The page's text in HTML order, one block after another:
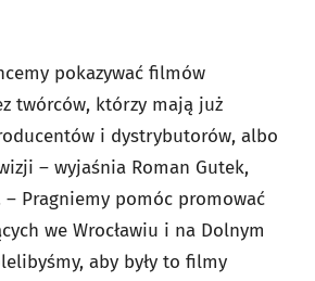
pokazywać filmów
twórców, którzy mają już
i dystrybutorów, albo
– wyjaśnia Roman Gutek,
Pragniemy pomóc promować
we Wrocławiu i na Dolnym
aby były to filmy